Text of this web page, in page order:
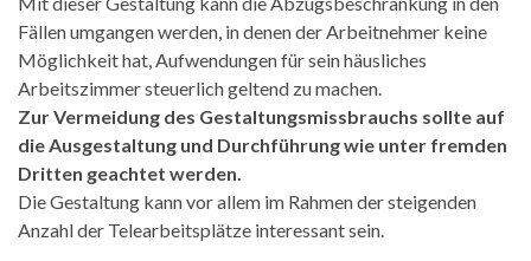
Fällen umgangen werden, in denen der Arbeitnehmer keine
Möglichkeit hat, Aufwendungen für sein häusliches
Arbeitszimmer steuerlich geltend zu machen.
Zur Vermeidung des Gestaltungsmissbrauchs sollte auf
die Ausgestaltung und Durchführung wie unter fremden
Dritten geachtet werden.
Die Gestaltung kann vor allem im Rahmen der steigenden
Anzahl der Telearbeitsplätze interessant sein.